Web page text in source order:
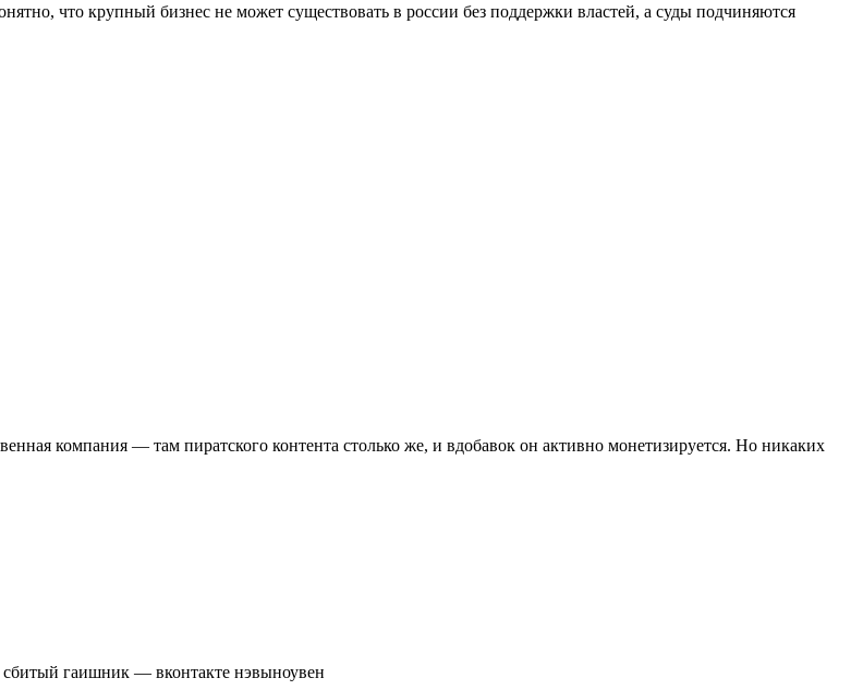
что крупный бизнес не может существовать в россии без поддержки властей, а суды подчиняются
компания — там пиратского контента столько же, и вдобавок он активно монетизируется. Но никаких
сбитый гаишник — вконтакте нэвыноувен